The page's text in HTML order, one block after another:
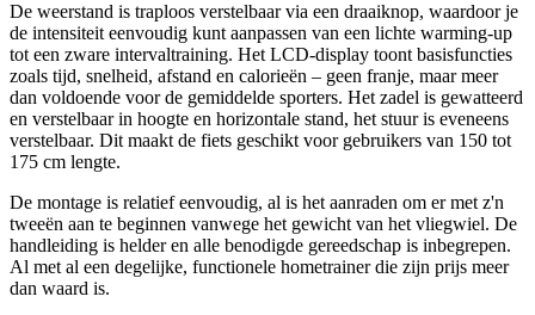
De weerstand is traploos verstelbaar via een draaiknop, waardoor je
de intensiteit eenvoudig kunt aanpassen van een lichte warming-up
tot een zware intervaltraining. Het LCD-display toont basisfuncties
zoals tijd, snelheid, afstand en calorieën – geen franje, maar meer
dan voldoende voor de gemiddelde sporters. Het zadel is gewatteerd
en verstelbaar in hoogte en horizontale stand, het stuur is eveneens
verstelbaar. Dit maakt de fiets geschikt voor gebruikers van 150 tot
175 cm lengte.
De montage is relatief eenvoudig, al is het aanraden om er met z'n
tweeën aan te beginnen vanwege het gewicht van het vliegwiel. De
handleiding is helder en alle benodigde gereedschap is inbegrepen.
Al met al een degelijke, functionele hometrainer die zijn prijs meer
dan waard is.